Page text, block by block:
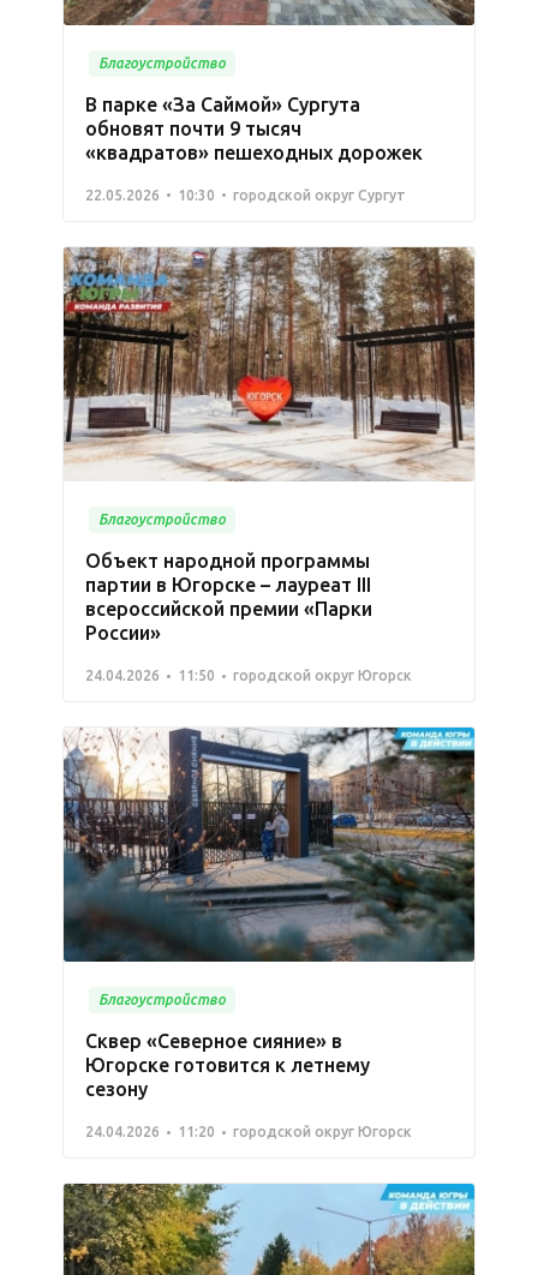
Благоустройство
В парке «За Саймой» Сургута
обновят почти 9 тысяч
«квадратов» пешеходных дорожек
22.05.2026 10:30 городской округ Сургут
Благоустройство
Объект народной программы
партии в Югорске – лауреат III
всероссийской премии «Парки
России»
24.04.2026 11:50 городской округ Югорск
Благоустройство
Сквер «Северное сияние» в
Югорске готовится к летнему
сезону
24.04.2026 11:20 городской округ Югорск